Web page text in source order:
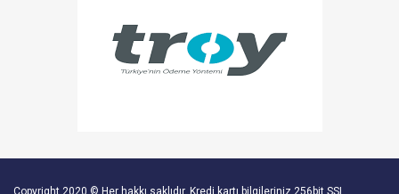
Copyright 2020 © Her hakkı saklıdır. Kredi kartı bilgileriniz 256bit SSL